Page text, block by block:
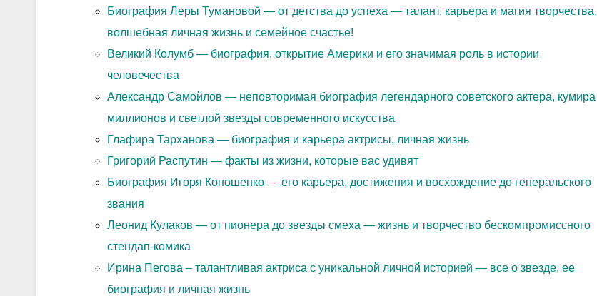
Биография Леры Тумановой — от детства до успеха — талант, карьера и магия творчества,
волшебная личная жизнь и семейное счастье!
Великий Колумб — биография, открытие Америки и его значимая роль в истории
человечества
Александр Самойлов — неповторимая биография легендарного советского актера, кумира
миллионов и светлой звезды современного искусства
Глафира Тарханова — биография и карьера актрисы, личная жизнь
Григорий Распутин — факты из жизни, которые вас удивят
Биография Игоря Коношенко — его карьера, достижения и восхождение до генеральского
звания
Леонид Кулаков — от пионера до звезды смеха — жизнь и творчество бескомпромиссного
стендап-комика
Ирина Пегова – талантливая актриса с уникальной личной историей — все о звезде, ее
биография и личная жизнь